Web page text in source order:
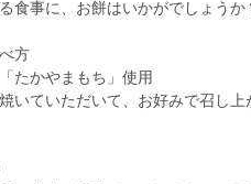
食事に、お餅はいかがでしょうか
方
たかやまもち」使用
いていただいて、お好みで召し上